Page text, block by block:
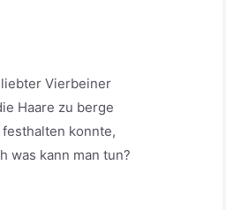
Vierbeiner
Haare zu berge
konnte,
was kann man tun?